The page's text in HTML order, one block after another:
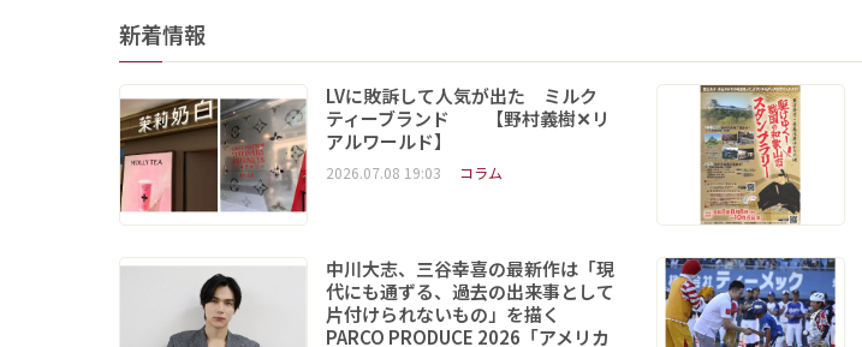
新着情報
LVに敗訴して人気が出た ミルク
ティーブランド 【野村義樹✕リ
アルワールド】
2026.07.08 19:03 コラム
中川大志、三谷幸喜の最新作は「現
代にも通ずる、過去の出来事として
片付けられないもの」を描く
PARCO PRODUCE 2026「アメリカ